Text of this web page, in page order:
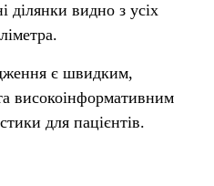
ділянки видно з усіх
є швидким,
високоінформативним
для пацієнтів.